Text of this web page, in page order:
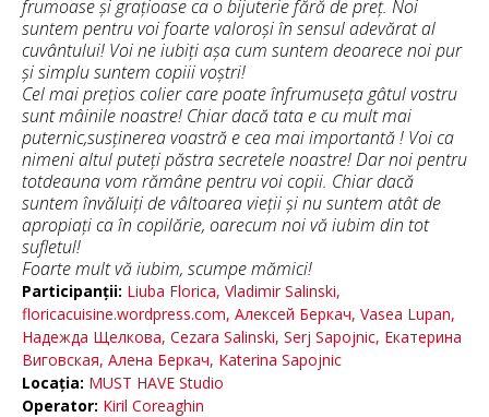
frumoase și grațioase ca o bijuterie fără de preț. Noi
suntem pentru voi foarte valoroși în sensul adevărat al
cuvântului! Voi ne iubiți așa cum suntem deoarece noi pur
și simplu suntem copiii voștri!
Cel mai prețios colier care poate înfrumuseța gâtul vostru
sunt mâinile noastre! Chiar dacă tata e cu mult mai
puternic,susținerea voastră e cea mai importantă ! Voi ca
nimeni altul puteți păstra secretele noastre! Dar noi pentru
totdeauna vom rămâne pentru voi copii. Chiar dacă
suntem învăluiți de vâltoarea vieții și nu suntem atât de
apropiați ca în copilărie, oarecum noi vă iubim din tot
sufletul!
Foarte mult vă iubim, scumpe mămici!
Participanții: Liuba Florica, Vladimir Salinski,
floricacuisine.wordpress.com, Алексей Беркач, Vasea Lupan,
Надежда Щелкова, Cezara Salinski, Serj Sapojnic, Екатерина
Виговская, Алена Беркач, Katerina Sapojnic
Locația: MUST HAVE Studio
Operator: Kiril Coreaghin